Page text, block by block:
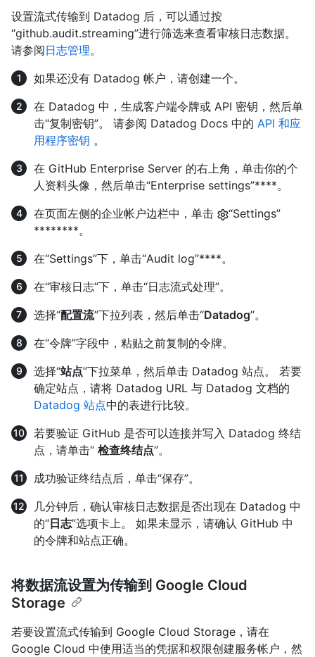
设置流式传输到 Datadog 后，可以通过按
“github.audit.streaming”进行筛选来查看审核日志数据。
请参阅日志管理。
如果还没有 Datadog 帐户，请创建一个。
在 Datadog 中，生成客户端令牌或 API 密钥，然后单
击“复制密钥”。 请参阅 Datadog Docs 中的 API 和应
用程序密钥 。
在 GitHub Enterprise Server 的右上角，单击你的个
人资料头像，然后单击“Enterprise settings”****。
在页面左侧的企业帐户边栏中，单击
“Settings”
********。
在“Settings”下，单击“Audit log”****。
在“审核日志”下，单击“日志流式处理”。
选择“配置流”下拉列表，然后单击“Datadog”。
在“令牌”字段中，粘贴之前复制的令牌。
选择“站点”下拉菜单，然后单击 Datadog 站点。 若要
确定站点，请将 Datadog URL 与 Datadog 文档的
Datadog 站点中的表进行比较。
若要验证 GitHub 是否可以连接并写入 Datadog 终结
点，请单击“ 检查终结点”。
成功验证终结点后，单击“保存”。
几分钟后，确认审核日志数据是否出现在 Datadog 中
的“日志”选项卡上。 如果未显示，请确认 GitHub 中
的令牌和站点正确。
将数据流设置为传输到 Google Cloud
Storage
若要设置流式传输到 Google Cloud Storage，请在
Google Cloud 中使用适当的凭据和权限创建服务帐户，然